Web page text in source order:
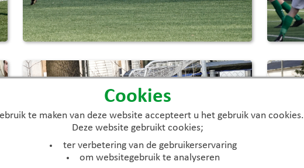
Cookies
te maken van deze website accepteert u het gebruik van cookies.
Deze website gebruikt cookies;
ter verbetering van de gebruikerservaring
om websitegebruik te analyseren